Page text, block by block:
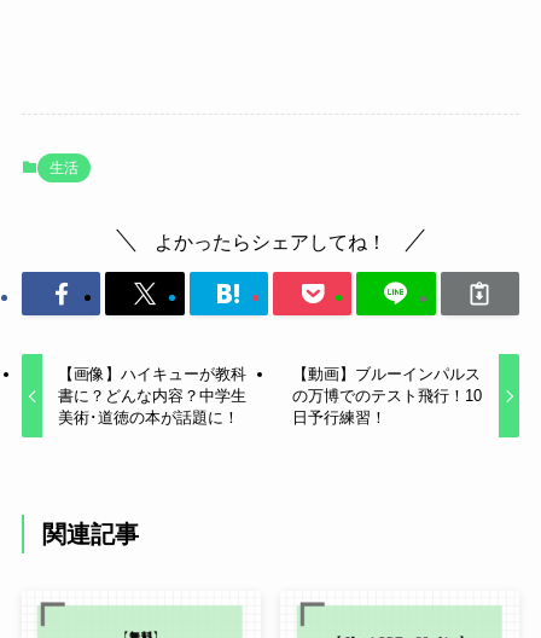
生活
よかったらシェアしてね！
【画像】ハイキューが教科
書に？どんな内容？中学生
美術･道徳の本が話題に！
【動画】ブルーインパルス
の万博でのテスト飛行！10
日予行練習！
関連記事